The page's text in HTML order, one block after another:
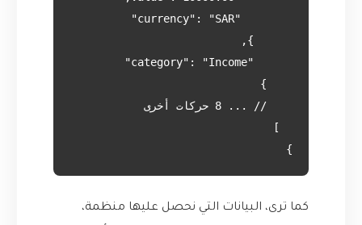
}
كما ترى، البيانات التي نحصل عليها منظمة،